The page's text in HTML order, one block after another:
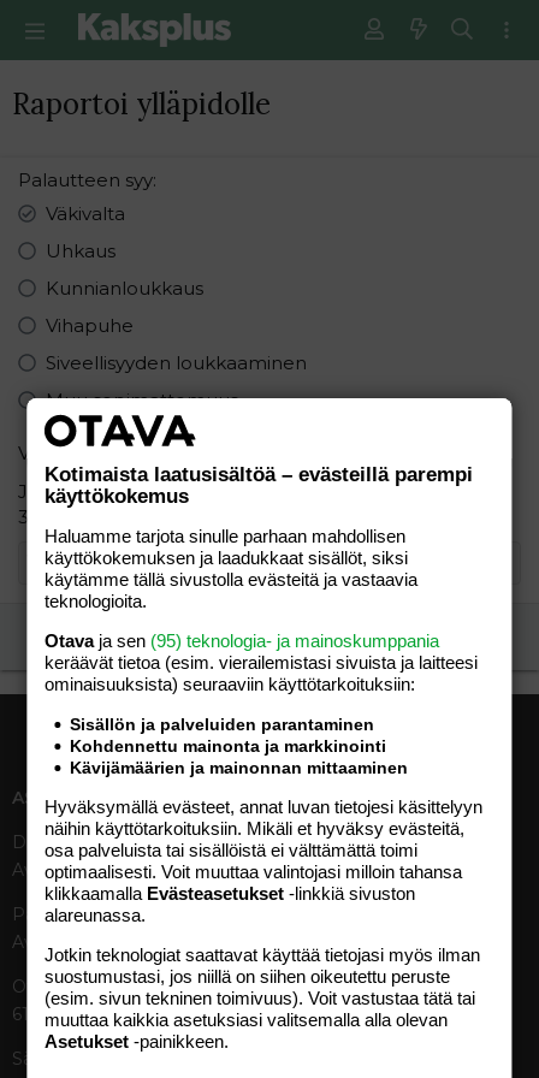
Raportoi ylläpidolle
Palautteen syy
Väkivalta
Uhkaus
Kunnianloukkaus
Vihapuhe
Siveellisyyden loukkaaminen
Muu sopimattomuus
Varmistus
Järjestä seuraavat numerot pienimmästä suurimpaan:
3 6 1
Ilmoita asiaton viesti
ASIAKASPALVELU
Digipalvelut (09) 156 6227
Avoinna ma–pe 8–19
Painettu lehti (09) 156 665
Avoinna ma–pe 8–19
Otavamedian vaihde (09) 156
61
Sähköposti (digi)
MEDIATIEDOT
Tekniset tiedot, aikataulut ja
ilmoitushinnat
Tietoa verkon kävijöistä
Avoimuusraportti
Käyttöehdot
TUOTTEET
Kotimaista laatusisältöä – evästeillä parempi
käyttökokemus
Haluamme tarjota sinulle parhaan mahdollisen
käyttökokemuksen ja laadukkaat sisällöt, siksi
käytämme tällä sivustolla evästeitä ja vastaavia
teknologioita.
Otavaja sen (95) teknologia- ja mainoskumppania
keräävät tietoa (esim. vierailemis­tasi sivuista ja laitteesi
ominaisuuk­sista) seuraaviin käyttötarkoituksiin:
Sisällön ja palveluiden parantaminen
Kohdennettu mainonta ja markkinointi
Kävijämäärien ja mainonnan mittaaminen
Hyväksymällä evästeet, annat luvan tietojesi käsittelyyn
näihin käyttötarkoituksiin. Mikäli et hyväksy evästeitä,
osa palveluista tai sisällöistä ei välttämättä toimi
optimaalisesti. Voit muuttaa valintojasi milloin tahansa
klikkaamalla Evästeasetukset -linkkiä sivuston
alareunassa.
Jotkin teknologiat saattavat käyttää tietojasi myös ilman
suostumustasi, jos niillä on siihen oikeutettu peruste
(esim. sivun tekninen toimivuus). Voit vastustaa tätä tai
muuttaa kaikkia asetuksiasi valitsemalla alla olevan
Asetukset -painikkeen.